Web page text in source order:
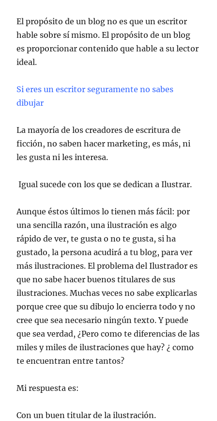
El propósito de un blog no es que un escritor
hable sobre sí mismo. El propósito de un blog
es proporcionar contenido que hable a su lector
ideal.
Si eres un escritor seguramente no sabes
dibujar
La mayoría de los creadores de escritura de
ficción, no saben hacer marketing, es más, ni
les gusta ni les interesa.
Igual sucede con los que se dedican a Ilustrar.
Aunque éstos últimos lo tienen más fácil: por
una sencilla razón, una ilustración es algo
rápido de ver, te gusta o no te gusta, si ha
gustado, la persona acudirá a tu blog, para ver
más ilustraciones. El problema del Ilustrador es
que no sabe hacer buenos titulares de sus
ilustraciones. Muchas veces no sabe explicarlas
porque cree que su dibujo lo encierra todo y no
cree que sea necesario ningún texto. Y puede
que sea verdad, ¿Pero como te diferencias de las
miles y miles de ilustraciones que hay? ¿ como
te encuentran entre tantos?
Mi respuesta es:
Con un buen titular de la ilustración.